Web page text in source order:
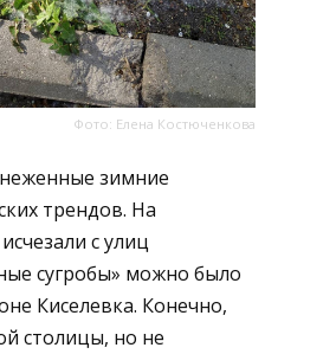
Фото: Елена Костюченкова
зимние
трендов. На
с улиц
сугробы» можно было
Киселевка. Конечно,
столицы, но не